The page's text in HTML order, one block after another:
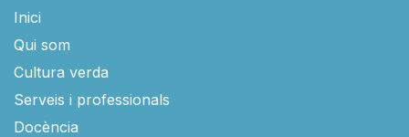
Inici
Qui som
Cultura verda
Serveis i professionals
Docència